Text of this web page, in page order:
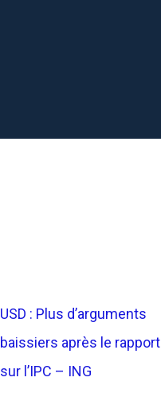
USD : Plus d’arguments
baissiers après le rapport
sur l’IPC – ING